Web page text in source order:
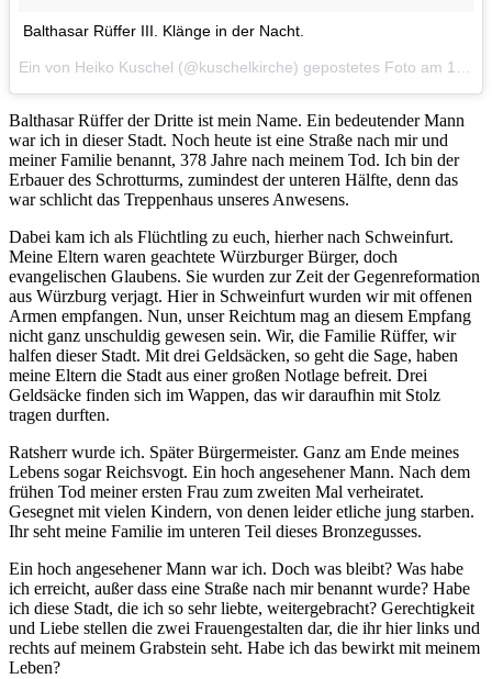
Balthasar Rüffer III. Klänge in der Nacht.
Ein von Heiko Kuschel (@kuschelkirche) gepostetes Foto am 12. Dez 2015 um 3:10 Uhr
Balthasar Rüffer der Dritte ist mein Name. Ein bedeutender Mann
war ich in dieser Stadt. Noch heute ist eine Straße nach mir und
meiner Familie benannt, 378 Jahre nach meinem Tod. Ich bin der
Erbauer des Schrotturms, zumindest der unteren Hälfte, denn das
war schlicht das Treppenhaus unseres Anwesens.
Dabei kam ich als Flüchtling zu euch, hierher nach Schweinfurt.
Meine Eltern waren geachtete Würzburger Bürger, doch
evangelischen Glaubens. Sie wurden zur Zeit der Gegenreformation
aus Würzburg verjagt. Hier in Schweinfurt wurden wir mit offenen
Armen empfangen. Nun, unser Reichtum mag an diesem Empfang
nicht ganz unschuldig gewesen sein. Wir, die Familie Rüffer, wir
halfen dieser Stadt. Mit drei Geldsäcken, so geht die Sage, haben
meine Eltern die Stadt aus einer großen Notlage befreit. Drei
Geldsäcke finden sich im Wappen, das wir daraufhin mit Stolz
tragen durften.
Ratsherr wurde ich. Später Bürgermeister. Ganz am Ende meines
Lebens sogar Reichsvogt. Ein hoch angesehener Mann. Nach dem
frühen Tod meiner ersten Frau zum zweiten Mal verheiratet.
Gesegnet mit vielen Kindern, von denen leider etliche jung starben.
Ihr seht meine Familie im unteren Teil dieses Bronzegusses.
Ein hoch angesehener Mann war ich. Doch was bleibt? Was habe
ich erreicht, außer dass eine Straße nach mir benannt wurde? Habe
ich diese Stadt, die ich so sehr liebte, weitergebracht? Gerechtigkeit
und Liebe stellen die zwei Frauengestalten dar, die ihr hier links und
rechts auf meinem Grabstein seht. Habe ich das bewirkt mit meinem
Leben?